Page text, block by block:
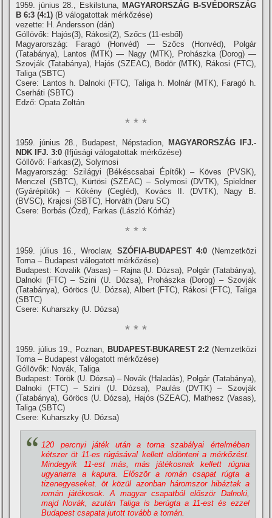
1959. június 28., Eskilstuna, MAGYARORSZÁG B-SVÉDORSZÁG
B 6:3 (4:1) (B válogatottak mérkőzése)
vezette: H. Andersson (dán)
Góllövők: Hajós(3), Rákosi(2), Szőcs (11-esből)
Magyarország: Faragó (Honvéd) — Szőcs (Honvéd), Polgár
(Tatabánya), Lantos (MTK) — Nagy (MTK), Prohászka (Dorog) —
Szovják (Tatabánya), Hajós (SZEAC), Bödör (MTK), Rákosi (FTC),
Taliga (SBTC)
Csere: Lantos h. Dalnoki (FTC), Taliga h. Molnár (MTK), Faragó h.
Cserháti (SBTC)
Edző: Opata Zoltán
* * *
1959. június 28., Budapest, Népstadion,
MAGYARORSZÁG IFJ.-
NDK IFJ. 3:0 (Ifjúsági válogatottak mérkőzése)
Góllövő: Farkas(2), Solymosi
Magyarország: Szilágyi (Békéscsabai Épí­tők) – Köves (PVSK),
Menczel (SBTC), Kürtösi (SZEAC) – Solymosi (DVTK), Spieldner
(Gyárépí­tők) – Kökény (Cegléd), Kovács II. (DVTK), Nagy B.
(BVSC), Krajcsi (SBTC), Horváth (Daru SC)
Csere: Borbás (Ózd), Farkas (László Kórház)
* * *
1959. július 16., Wroclaw, SZÓFIA-BUDAPEST 4:0 (Nemzetközi
Torna – Budapest válogatott mérkőzése)
Budapest: Kovalik (Vasas) – Rajna (U. Dózsa), Polgár (Tatabánya),
Dalnoki (FTC) – Szini (U. Dózsa), Prohászka (Dorog) – Szovják
(Tatabánya), Göröcs (U. Dózsa), Albert (FTC), Rákosi (FTC), Taliga
(SBTC)
Csere: Kuharszky (U. Dózsa)
* * *
1959. július 19., Poznan, BUDAPEST-BUKAREST 2:2 (Nemzetközi
Torna – Budapest válogatott mérkőzése)
Góllövők: Novák, Taliga
Budapest: Török (U. Dózsa) – Novák (Haladás), Polgár (Tatabánya),
Dalnoki (FTC) – Szini (U. Dózsa), Paulás (DVTK) – Szovják
(Tatabánya), Göröcs (U. Dózsa), Hajós (SZEAC), Mathesz (Vasas),
Taliga (SBTC)
Csere: Kuharszky (U. Dózsa)
120 percnyi játék után a torna szabályai értelmében
kétszer öt 11-es rúgásával kellett eldönteni a mérkőzést.
Mindegyik 11-est más, más játékosnak kellett rúgnia
ugyanarra a kapura. Először a román csapat rúgta a
tizenegyeseket. öt közül azonban háromszor hibáztak a
román játékosok. A magyar csapatból először Dalnoki,
majd Novák, azután Taliga is berúgta a 11-est és ezzel
Budapest csapata jutott tovább a tornán.